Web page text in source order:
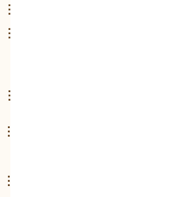
⋮
⋮
⋮
⋮
⋮